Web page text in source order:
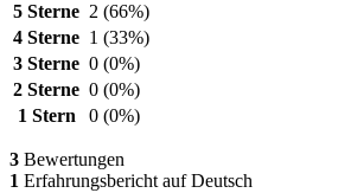
5 Sterne 2 (66%)
4 Sterne 1 (33%)
3 Sterne 0 (0%)
2 Sterne 0 (0%)
1 Stern
0 (0%)
3 Bewertungen
1 Erfahrungsbericht auf Deutsch